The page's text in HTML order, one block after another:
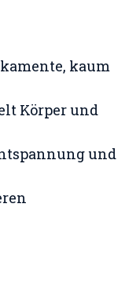
kaum
Körper und
und